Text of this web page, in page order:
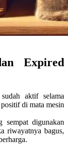
Expired
aktif selama
di mata mesin
sempat digunakan
riwayatnya bagus,